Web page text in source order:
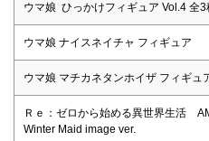
ウマ娘 ひっかけフィギュア Vol.4 全3
ウマ娘 ナイスネイチャ フィギュア
ウマ娘 マチカネタンホイザ フィギュ
Ｒｅ：ゼロから始める異世界生活
Winter Maid image ver.